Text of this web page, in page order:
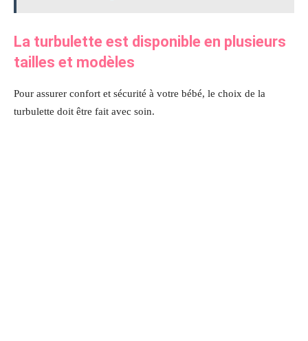
La turbulette est disponible en plusieurs
tailles et modèles
Pour assurer confort et sécurité à votre bébé, le choix de la
turbulette doit être fait avec soin.